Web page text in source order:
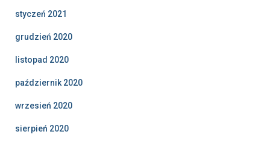
styczeń 2021
grudzień 2020
listopad 2020
październik 2020
wrzesień 2020
sierpień 2020